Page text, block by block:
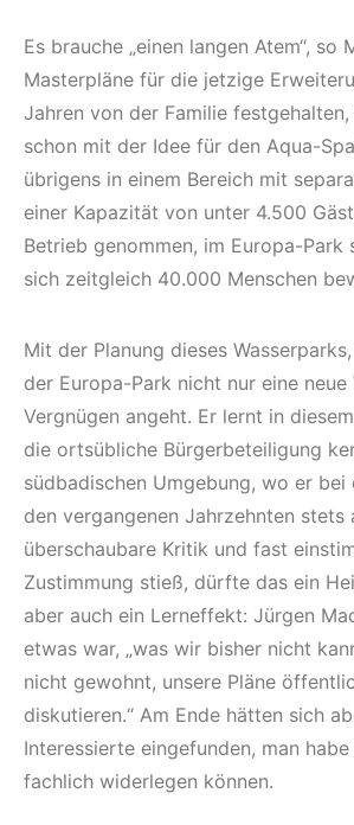
Es brauche „einen langen Atem“, so
Masterpläne für die jetzige
Jahren von der Familie
schon mit der Idee für den Aqua-
übrigens in einem Bereich mit
einer Kapazität von unter 4.500
Betrieb genommen, im Europa-Park
sich zeitgleich 40.000 Menschen
Mit der Planung dieses
der Europa-Park nicht nur eine neue
Vergnügen angeht. Er lernt in
die ortsübliche Bürgerbeteiligung
südbadischen Umgebung, wo er bei
den vergangenen Jahrzehnten stets
überschaubare Kritik und fast
Zustimmung stieß, dürfte das ein
aber auch ein Lerneffekt: Jürgen
etwas war, „was wir bisher nicht
nicht gewohnt, unsere Pläne
diskutieren.“ Am Ende hätten sich
Interessierte eingefunden, man
fachlich widerlegen können.